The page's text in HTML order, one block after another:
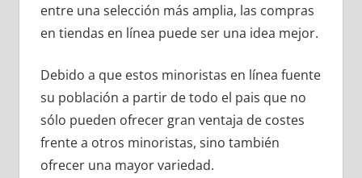
entre una selección más amplia, las compras
en tiendas en línea puede ser una idea mejor.
Debido a que estos minoristas en línea fuente
su población a partir de todo el pais que no
sólo pueden ofrecer gran ventaja de costes
frente a otros minoristas, sino también
ofrecer una mayor variedad.